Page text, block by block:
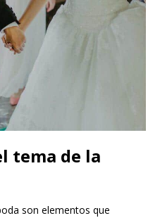
tema de la
son elementos que